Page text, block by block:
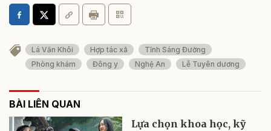
Lá Văn Khôi Hợp tác xã
Tĩnh Sáng Đường
Phòng khám
Đông y Nghệ An Lễ Tuyên dương
BÀI LIÊN QUAN
Lựa chọn khoa học, kỹ